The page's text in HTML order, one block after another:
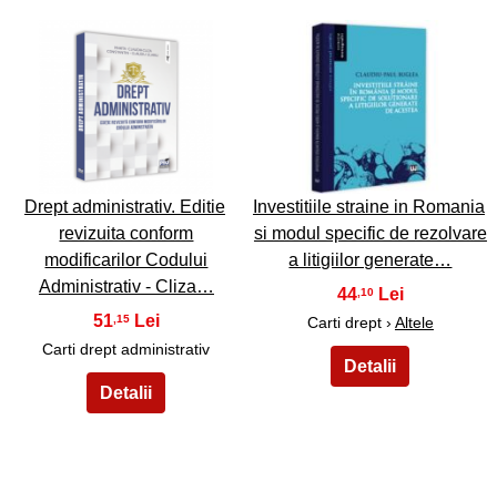
49
Drept administrativ. Editie
revizuita conform
modificarilor Codului
Administrativ - Cliza…
51 ,15
Carti drept administrativ
Investitiile straine in Romania
si modul specific de rezolvare
a litigiilor generate…
44 ,10
Carti drept › Altele